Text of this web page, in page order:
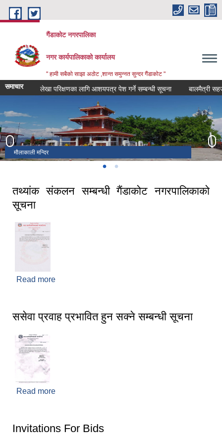
Skip to main content
गैंडाकोट नगरपालिका
नगर कार्यपालिकाको कार्यालय
" हामी सबैको साझा अठोट ,शान्त समुन्नत सुन्दर गैंडाकोट "
समाचारलेखा परिक्षणका लागि आशयपत्र पेश गर्ने सम्बन्धी सूचना बालमैत्री
मौलाकाली मन्दिर
नारायणी नदी ( पुल )
तथ्यांक संकलन सम्बन्धी गैंडाकोट नगरपालिकाको
सूचना
Read more
ससेवा प्रवाह प्रभावित हुन सक्ने सम्बन्धी सूचना
Read more
Invitations For Bids